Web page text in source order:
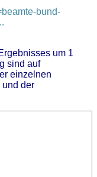
bund-
um 1
sind auf
einzelnen
der